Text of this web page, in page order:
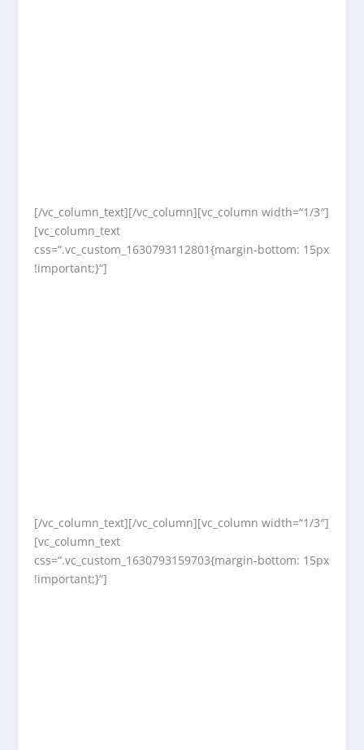
[/vc_column_text][/vc_column][vc_column width=“1/3″]
[vc_column_text
css=“.vc_custom_1630793112801{margin-bottom: 15px
!important;}“]
[/vc_column_text][/vc_column][vc_column width=“1/3″]
[vc_column_text
css=“.vc_custom_1630793159703{margin-bottom: 15px
!important;}“]